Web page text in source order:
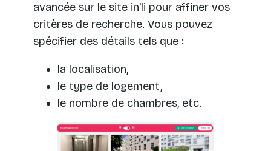
avancée sur le site in'li pour affiner vos
critères de recherche. Vous pouvez
spécifier des détails tels que :
la localisation,
le type de logement,
le nombre de chambres, etc.